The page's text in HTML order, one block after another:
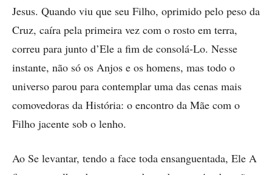
Jesus. Quando viu que seu Filho, oprimido pelo peso da
Cruz, caíra pela primeira vez com o rosto em terra,
correu para junto d’Ele a fim de consolá-Lo. Nesse
instante, não só os Anjos e os homens, mas todo o
universo parou para contemplar uma das cenas mais
comovedoras da História: o encontro da Mãe com o
Filho jacente sob o lenho.
Ao Se levantar, tendo a face toda ensanguentada, Ele A